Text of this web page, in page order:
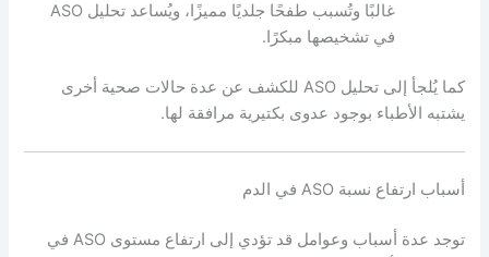
غالبًا وتُسبب طفحًا جلديًا مميزًا، ويُساعد تحليل ASO
في تشخيصها مبكرًا.
كما يُلجأ إلى تحليل ASO للكشف عن عدة حالات صحية أخرى
يشتبه الأطباء بوجود عدوى بكتيرية مرافقة لها.
أسباب ارتفاع نسبة ASO في الدم
توجد عدة أسباب وعوامل قد تؤدي إلى ارتفاع مستوى ASO في